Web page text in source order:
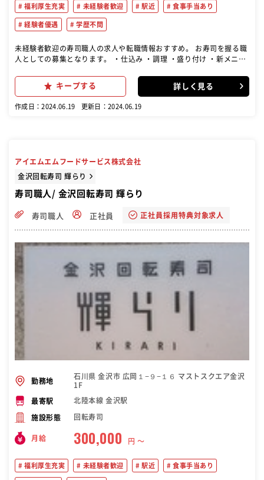
福利厚生充実 未経験者歓迎 駅近 食事手当あり
経験者優遇 学歴不問
未経験者歓迎の寿司職人の求人や転職情報おすすめ。 お寿司を握る職
人としての募集となります。 ・仕込み ・調理 ・盛り付け ・新メニュ
で、ご安心ください♪ わからないことは先輩スタッフにいつでも聞い
て下さいね。
キープする 詳しく見る
作成日：2024.06.19 更新日：2024.06.19
アイエムエムフードサービス株式会社
金沢回転寿司 輝らり
寿司職人/ 金沢回転寿司 輝らり
寿司職人 正社員 正社員採用特典対象求人
勤務地
石川県 金沢市 広岡１−９−１６ マストスクエア金沢
1F
最寄駅 北陸本線 金沢駅
施設形態 回転寿司
月給 300,000 円 〜
福利厚生充実 未経験者歓迎 駅近 食事手当あり